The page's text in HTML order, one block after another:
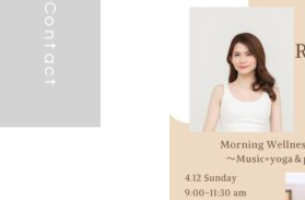
Contact